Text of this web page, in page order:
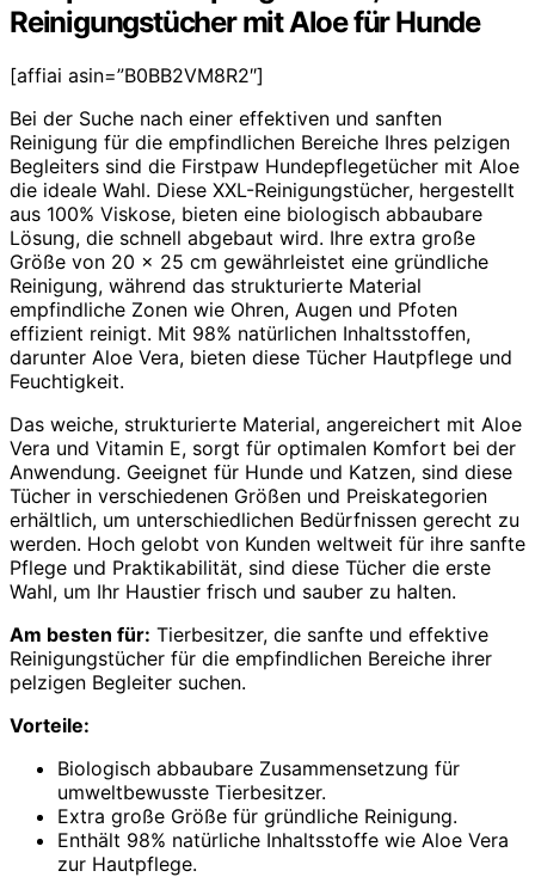
Reinigungstücher mit Aloe für Hunde
[affiai asin=”B0BB2VM8R2″]
Bei der Suche nach einer effektiven und sanften
Reinigung für die empfindlichen Bereiche Ihres pelzigen
Begleiters sind die Firstpaw Hundepflegetücher mit Aloe
die ideale Wahl. Diese XXL-Reinigungstücher, hergestellt
aus 100% Viskose, bieten eine biologisch abbaubare
Lösung, die schnell abgebaut wird. Ihre extra große
Größe von 20 x 25 cm gewährleistet eine gründliche
Reinigung, während das strukturierte Material
empfindliche Zonen wie Ohren, Augen und Pfoten
effizient reinigt. Mit 98% natürlichen Inhaltsstoffen,
darunter Aloe Vera, bieten diese Tücher Hautpflege und
Feuchtigkeit.
Das weiche, strukturierte Material, angereichert mit Aloe
Vera und Vitamin E, sorgt für optimalen Komfort bei der
Anwendung. Geeignet für Hunde und Katzen, sind diese
Tücher in verschiedenen Größen und Preiskategorien
erhältlich, um unterschiedlichen Bedürfnissen gerecht zu
werden. Hoch gelobt von Kunden weltweit für ihre sanfte
Pflege und Praktikabilität, sind diese Tücher die erste
Wahl, um Ihr Haustier frisch und sauber zu halten.
Am besten für: Tierbesitzer, die sanfte und effektive
Reinigungstücher für die empfindlichen Bereiche ihrer
pelzigen Begleiter suchen.
Vorteile:
Biologisch abbaubare Zusammensetzung für
umweltbewusste Tierbesitzer.
Extra große Größe für gründliche Reinigung.
Enthält 98% natürliche Inhaltsstoffe wie Aloe Vera
zur Hautpflege.